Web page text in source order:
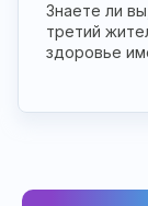
Знаете ли
третий
здоровье